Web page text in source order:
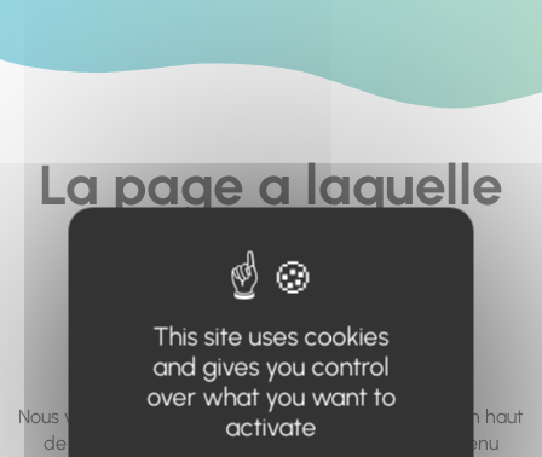
La page a laquelle
vous cherchez à
accéder n'existe
pas... ou plus.
Nous vous invitons à utiliser le moteur de recherche en haut
de page, ou à utiliser le menu pour trouver le contenu
This site uses cookies
and gives you control
over what you want to
activate